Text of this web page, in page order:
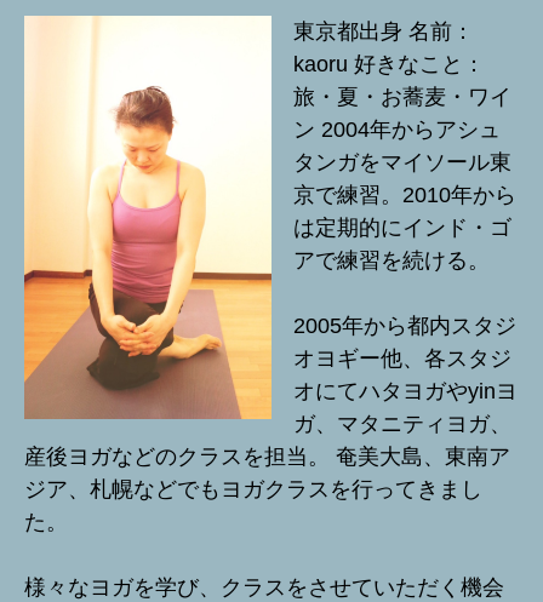
東京都出身 名前：
kaoru 好きなこと：
旅・夏・お蕎麦・ワイ
ン 2004年からアシュ
タンガをマイソール東
京で練習。2010年から
は定期的にインド・ゴ
アで練習を続ける。
2005年から都内スタジ
オヨギー他、各スタジ
オにてハタヨガやyinヨ
ガ、マタニティヨガ、
産後ヨガなどのクラスを担当。 奄美大島、東南ア
ジア、札幌などでもヨガクラスを行ってきまし
た。
様々なヨガを学び、クラスをさせていただく機会